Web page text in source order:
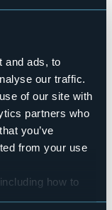
and ads, to
our traffic.
of our site with
partners who
you’ve
from your use
how to
mondi, senza